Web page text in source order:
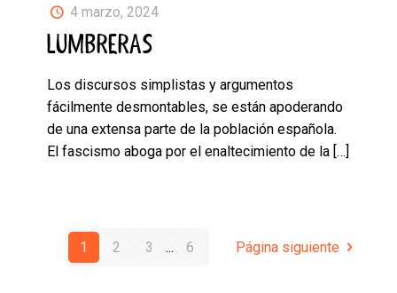
4 marzo, 2024
LUMBRERAS
Los discursos simplistas y argumentos
fácilmente desmontables, se están apoderando
de una extensa parte de la población española.
El fascismo aboga por el enaltecimiento de la […]
1 2 3 ... 6 Página siguiente